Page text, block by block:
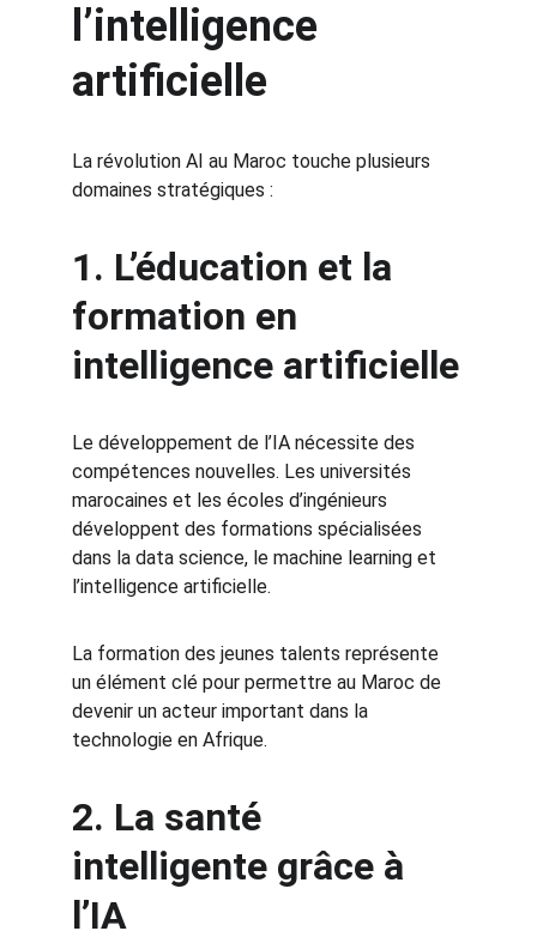
l’intelligence
artificielle
La révolution AI au Maroc touche plusieurs
domaines stratégiques :
1. L’éducation et la
formation en
intelligence artificielle
Le développement de l’IA nécessite des
compétences nouvelles. Les universités
marocaines et les écoles d’ingénieurs
développent des formations spécialisées
dans la data science, le machine learning et
l’intelligence artificielle.
La formation des jeunes talents représente
un élément clé pour permettre au Maroc de
devenir un acteur important dans la
technologie en Afrique.
2. La santé
intelligente grâce à
l’IA